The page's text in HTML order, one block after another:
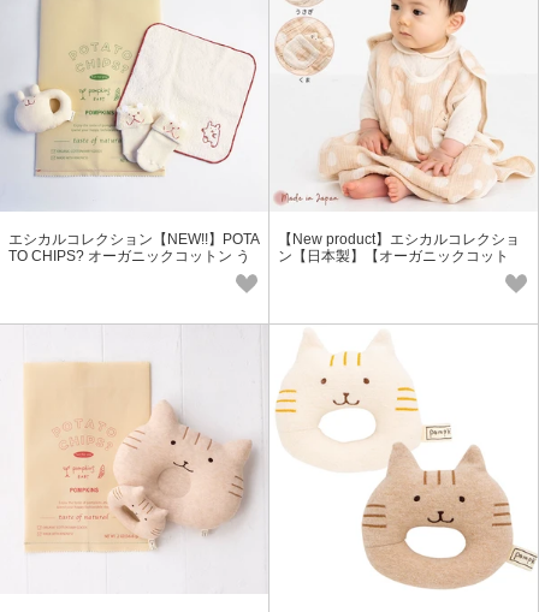
エシカルコレクション【NEW!!】POTA
TO CHIPS? オーガニックコットン う
【New product】エシカルコレクショ
ン【日本製】【オーガニックコット